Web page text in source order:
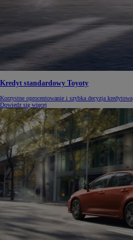
Kredyt standardowy Toyoty
Korzystne oprocentowanie i szybka decyzja kredytowa
Dowiedz się więcej